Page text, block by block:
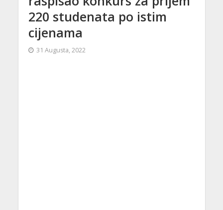
220 studenata po istim
cijenama
31 Augusta, 2022